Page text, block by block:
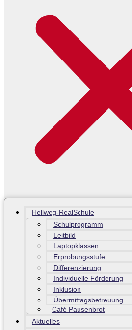
Hellweg-RealSchule
Schulprogramm
Leitbild
Laptopklassen
Erprobungsstufe
Differenzierung
Individuelle Förderung
Inklusion
Übermittagsbetreuung
Café Pausenbrot
Aktuelles